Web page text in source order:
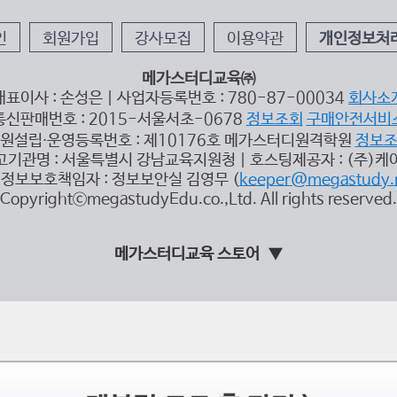
회원가입 강사모집 이용약관 개인정보처
메가스터디교육㈜
표이사 : 손성은 | 사업자등록번호 : 780-87-00034 회사소
신판매번호 : 2015-서울서초-0678 정보조회 구매안전서비
설립∙운영등록번호 : 제10176호 메가스터디원격학원 정보
기관명 : 서울특별시 강남교육지원청 | 호스팅제공자 : (주)케
보보호책임자 : 정보보안실 김영무 (
CopyrightⓒmegastudyEdu.co.,Ltd. All rights reserved.
메가스터디교육 스토어